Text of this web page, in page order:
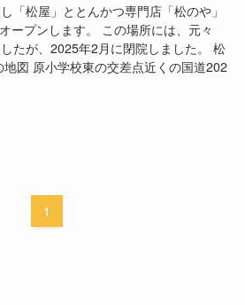
「松屋」ととんかつ専門店「松のや」
ープンします。 この場所には、元々
たが、2025年2月に閉院しました。 松
図 原小学校東の交差点近くの国道202
1